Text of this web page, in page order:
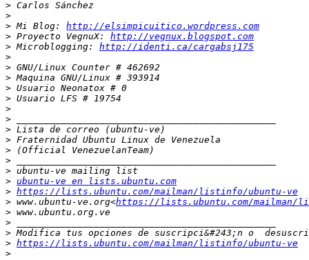
>
>
> Mi Blog: http://elsimpicuitico.wordpress.com
> Proyecto VegnuX: http://vegnux.blogspot.com
> Microblogging: http://identi.ca/cargabsj175
>
>
>
>
>
>
>
>
>
>
>
>
> ubuntu-ve en lists.ubuntu.com
> https://lists.ubuntu.com/mailman/listinfo/ubuntu-ve
> www.ubuntu-ve.org<https://lists.ubuntu.com/mailman/
>
>
>
> https://lists.ubuntu.com/mailman/listinfo/ubuntu-ve
>